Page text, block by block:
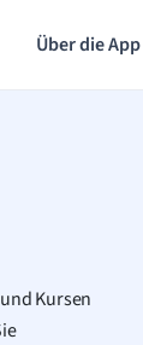
Über die App
Kursen